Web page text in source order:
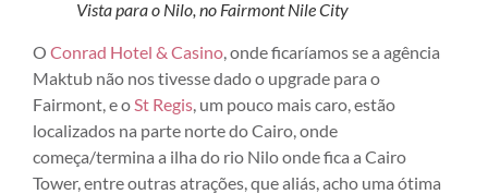
Vista para o Nilo, no Fairmont Nile City
O Conrad Hotel & Casino, onde ficaríamos se a agência
Maktub não nos tivesse dado o upgrade para o
Fairmont, e oSt Regis, um pouco mais caro, estão
localizados na parte norte do Cairo, onde
começa/termina a ilha do rio Nilo onde fica a Cairo
Tower, entre outras atrações, que aliás, acho uma ótima